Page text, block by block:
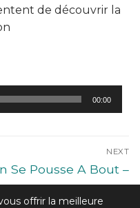
de découvrir la
00:00
NEXT
Se Pousse A Bout –
Mercredi 19 janvier
offrir la meilleure